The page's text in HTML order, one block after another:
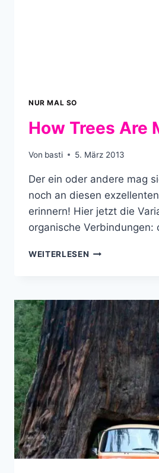
NUR MAL SO
How Trees Are
Von basti 5. März 2013
Der ein oder andere mag
noch an diesen
erinnern! Hier jetzt die
organische Verbindungen:
WEITERLESEN HOW